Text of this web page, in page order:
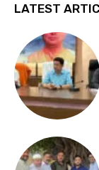
LATEST